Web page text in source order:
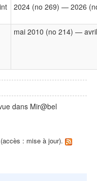
2024 (no 269) — 2026
mai 2010 (no 214) —
dans Mir@bel
: mise à jour).